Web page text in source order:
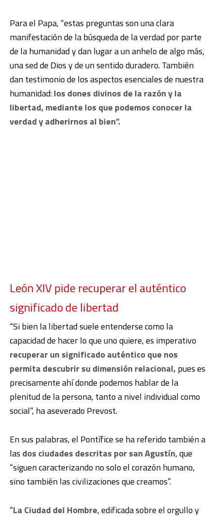
Para el Papa, “estas preguntas son una clara
manifestación de la búsqueda de la verdad por parte
de la humanidad y dan lugar a un anhelo de algo más,
una sed de Dios y de un sentido duradero. También
dan testimonio de los aspectos esenciales de nuestra
humanidad:los dones divinos de la razón y la
libertad, mediante los que podemos conocer la
verdad y adherirnos al bien”.
León XIV pide recuperar el auténtico
significado de libertad
“Si bien la libertad suele entenderse como la
capacidad de hacer lo que uno quiere, es imperativo
recuperar un significado auténtico que nos
permita descubrir su dimensión relacional, pues es
precisamente ahí donde podemos hablar de la
plenitud de la persona, tanto a nivel individual como
social”, ha aseverado Prevost.
En sus palabras, el Pontífice se ha referido también a
las dos ciudades descritas por san Agustín, que
“siguen caracterizando no solo el corazón humano,
sino también las civilizaciones que creamos”.
“La Ciudad del Hombre, edificada sobre el orgullo y